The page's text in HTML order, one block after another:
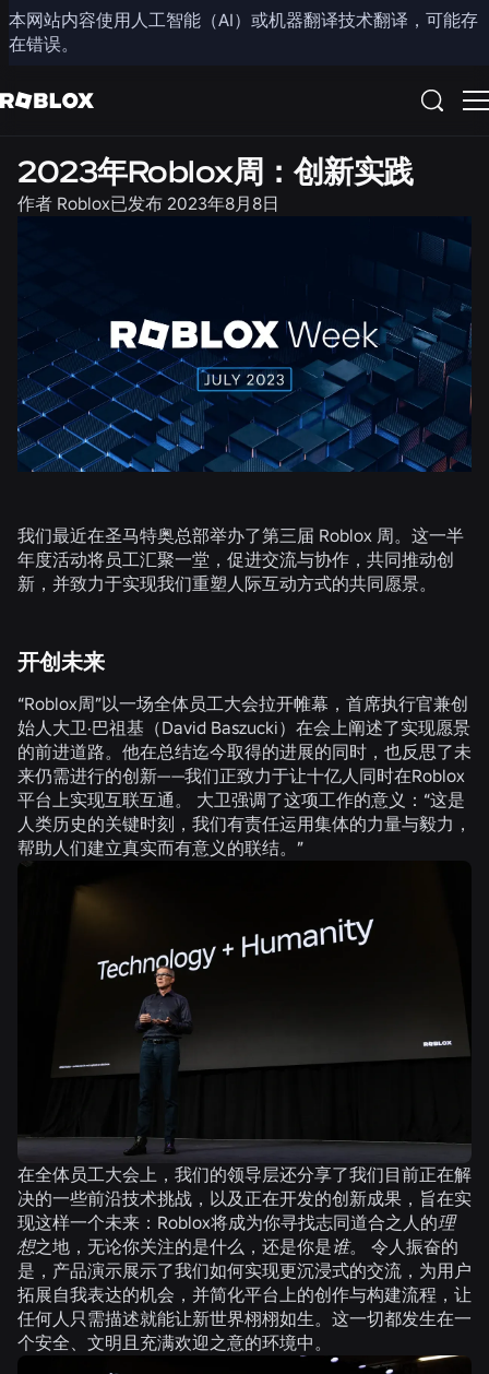
本网站内容使用人工智能（AI）或机器翻译技术翻译，可能存
在错误。
分享
招聘
2023年Roblox周：创新实践
作者 Roblox已发布 2023年8月8日
我们最近在圣马特奥总部举办了第三届 Roblox 周。这一半
年度活动将员工汇聚一堂，促进交流与协作，共同推动创
新，并致力于实现我们重塑人际互动方式的共同愿景。
开创未来
“Roblox周”以一场全体员工大会拉开帷幕，首席执行官兼创
始人大卫·巴祖基（David Baszucki）在会上阐述了实现愿景
的前进道路。他在总结迄今取得的进展的同时，也反思了未
来仍需进行的创新——我们正致力于让十亿人同时在Roblox
平台上实现互联互通。 大卫强调了这项工作的意义：“这是
人类历史的关键时刻，我们有责任运用集体的力量与毅力，
帮助人们建立真实而有意义的联结。”
在全体员工大会上，我们的领导层还分享了我们目前正在解
决的一些前沿技术挑战，以及正在开发的创新成果，旨在实
现这样一个未来：Roblox将成为你寻找志同道合之人的理
想之地，无论你关注的是什么，还是你是谁。 令人振奋的
是，产品演示展示了我们如何实现更沉浸式的交流，为用户
拓展自我表达的机会，并简化平台上的创作与构建流程，让
任何人只需描述就能让新世界栩栩如生。这一切都发生在一
个安全、文明且充满欢迎之意的环境中。